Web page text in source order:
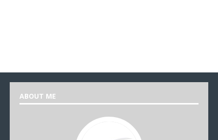
ABOUT ME